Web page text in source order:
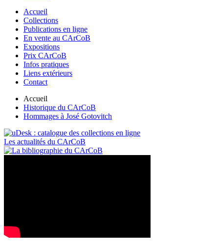
Accueil
Collections
Publications en ligne
En vente au CArCoB
Expositions
Prix CArCoB
Infos pratiques
Liens extérieurs
Contact
Accueil
Historique du CArCoB
Hommages à José Gotovitch
Les actualités du CArCoB